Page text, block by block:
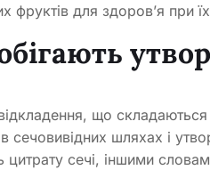
фруктів для здоров’я при
що
шляхах і
цитрату сечі, іншими